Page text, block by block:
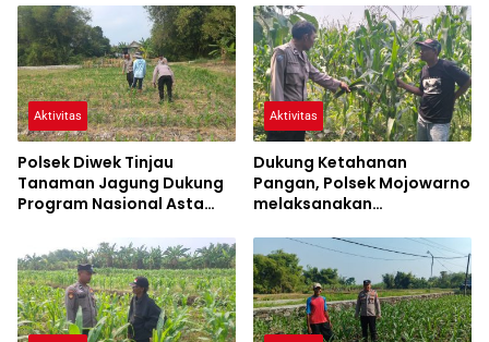
Mendukung Ketahanan
Pangan
Aktivitas
Polsek Diwek Tinjau
Tanaman Jagung Dukung
Program Nasional Asta
Aktivitas
Dukung Ketahanan
Pangan, Polsek Mojowarno
melaksanakan
Jagung